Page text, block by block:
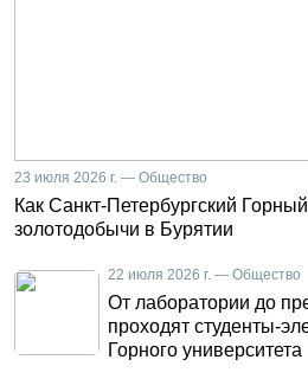
23 июля 2026 г. — Общество
Как Санкт-Петербургский
золотодобычи в Бурятии
22 июля 2026 г. — Общество
От лаборатории до
проходят студенты-
Горного университета